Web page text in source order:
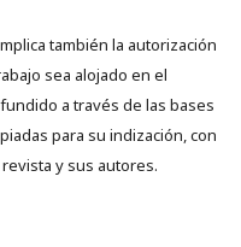
también la autorización
sea alojado en el
a través de las bases
para su indización, con
y sus autores.